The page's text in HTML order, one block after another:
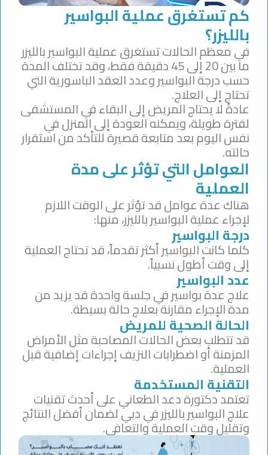
كم تستغرق عملية البواسير
بالليزر؟
في معظم الحالات تستغرق عملية البواسير بالليزر
ما بين 20 إلى 45 دقيقة فقط، وقد تختلف المدة
حسب درجة البواسير وعدد العقد الباسورية التي
تحتاج إلى العلاج.
عادةً لا يحتاج المريض إلى البقاء في المستشفى
لفترة طويلة، ويمكنه العودة إلى المنزل في
نفس اليوم بعد متابعة قصيرة للتأكد من استقرار
حالته.
العوامل التي تؤثر على مدة
العملية
هناك عدة عوامل قد تؤثر على الوقت اللازم
لإجراء عملية البواسير بالليزر، منها:
درجة البواسير
كلما كانت البواسير أكثر تقدماً، قد تحتاج العملية
إلى وقت أطول نسبياً.
عدد البواسير
علاج عدة بواسير في جلسة واحدة قد يزيد من
مدة الإجراء مقارنة بعلاج حالة بسيطة.
الحالة الصحية للمريض
قد تتطلب بعض الحالات المصاحبة مثل الأمراض
المزمنة أو اضطرابات النزيف إجراءات إضافية قبل
العملية.
التقنية المستخدمة
تعتمد دكتورة دعد الطعاني على أحدث تقنيات
علاج البواسير بالليزر في دبي لضمان أفضل النتائج
وتقليل وقت العملية والتعافي.